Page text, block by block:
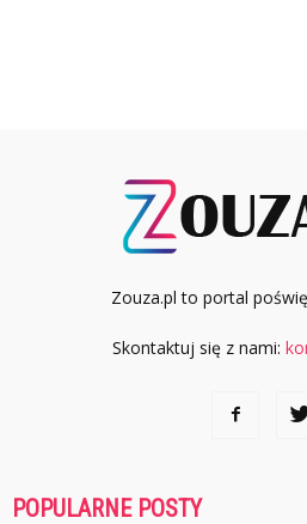
Zouza.pl to portal
Skontaktuj się z nami:
POPULARNE POSTY